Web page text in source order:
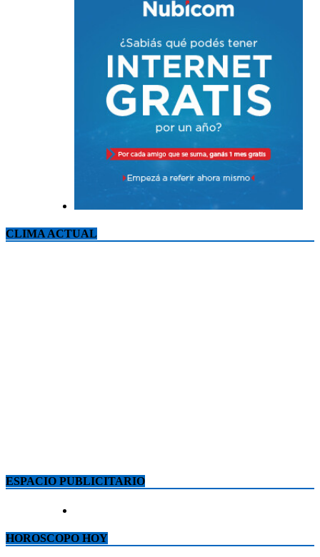
CLIMA ACTUAL
ESPACIO PUBLICITARIO
HOROSCOPO HOY